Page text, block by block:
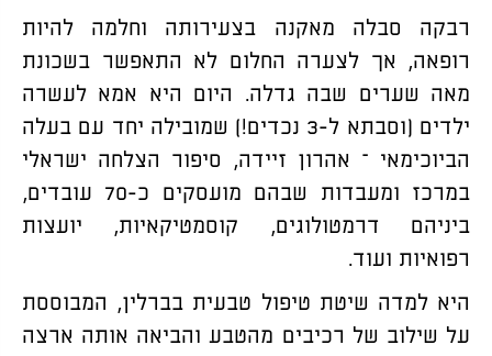
רבקה סבלה מאקנה בצעירותה וחלמה להיות
רופאה, אך לצערה החלום לא התאפשר בשכונת
מאה שערים שבה גדלה. היום היא אמא לעשרה
ילדים (וסבתא ל-3 נכדים!) שמובילה יחד עם בעלה
הביוכימאי – אהרון זיידה, סיפור הצלחה ישראלי
במרכז ומעבדות שבהם מועסקים כ-70 עובדים,
ביניהם דרמטולוגים, קוסמטיקאיות, יועצות
רפואיות ועוד.
היא למדה שיטת טיפול טבעית בברלין, המבוססת
על שילוב של רכיבים מהטבע והביאה אותה ארצה